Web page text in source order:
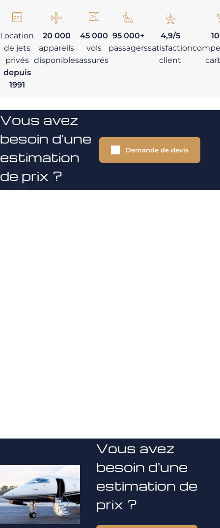
Location
de jets
privés
depuis
1991
20 000
appareils
disponibles
45 000
vols
assurés
95 000+
passagers
4,9/5
satisfaction
client
Vous avez
besoin d'une
estimation
de prix ?
Demande de devis
Vous avez
besoin d'une
estimation de
prix ?